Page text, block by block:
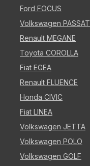
Ford FOCUS
Volkswagen PASSAT
Renault MEGANE
Toyota COROLLA
Fiat EGEA
Renault FLUENCE
Honda CIVIC
Fiat LINEA
Volkswagen JETTA
Volkswagen POLO
Volkswagen GOLF